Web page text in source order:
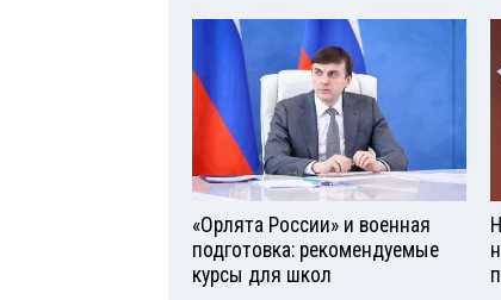
«Орлята России» и военная
подготовка: рекомендуемые
курсы для школ